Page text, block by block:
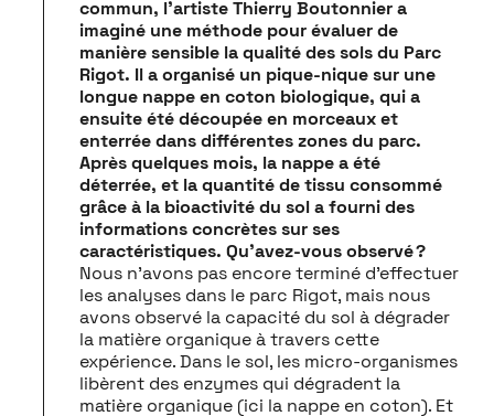
commun, l’artiste Thierry Boutonnier a
imaginé une méthode pour évaluer de
manière sensible la qualité des sols du Parc
Rigot. Il a organisé un pique-nique sur une
longue nappe en coton biologique, qui a
ensuite été découpée en morceaux et
enterrée dans différentes zones du parc.
Après quelques mois, la nappe a été
déterrée, et la quantité de tissu consommé
grâce à la bioactivité du sol a fourni des
informations concrètes sur ses
caractéristiques. Qu’avez-vous observé ?
Nous n’avons pas encore terminé d’effectuer
les analyses dans le parc Rigot, mais nous
avons observé la capacité du sol à dégrader
la matière organique à travers cette
expérience. Dans le sol, les micro-organismes
libèrent des enzymes qui dégradent la
matière organique (ici la nappe en coton). Et